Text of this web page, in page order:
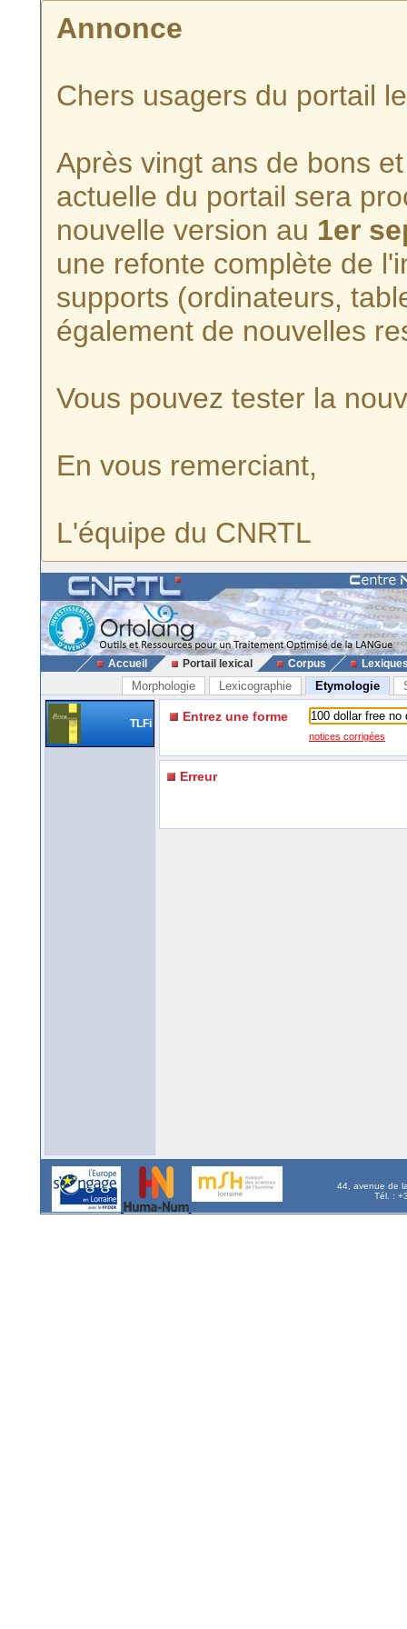
Annonce
Chers usagers du portail
Après vingt ans de bons
actuelle du portail sera
nouvelle version au 1er
une refonte complète de
supports (ordinateurs,
également de nouvelles
Vous pouvez tester la
En vous remerciant,
L'équipe du CNRTL
Accueil Portail lexical Corpus
Morphologie Lexicographie Etymologie
TLFi Entrez une forme
notices corrigées
Erreur
44, avenue de
Tél. :